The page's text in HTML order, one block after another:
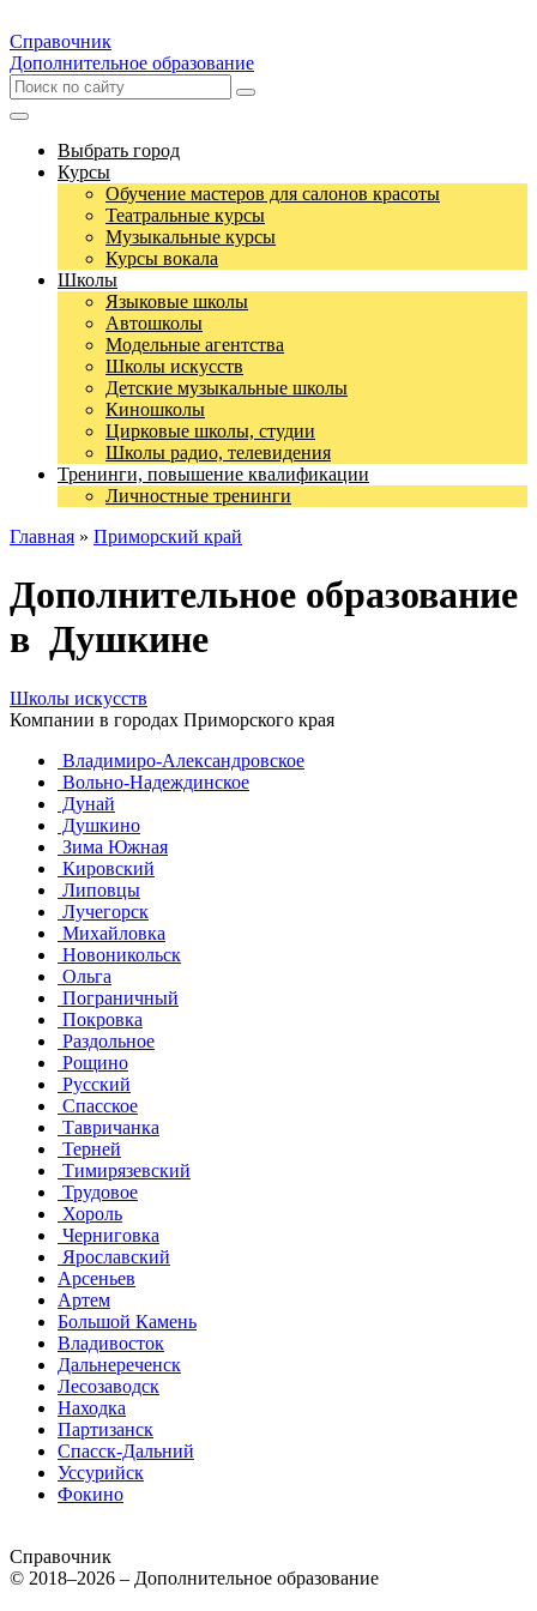
Справочник
Дополнительное образование
Выбрать город
Курсы
Обучение мастеров для салонов красоты
Театральные курсы
Музыкальные курсы
Курсы вокала
Школы
Языковые школы
Автошколы
Модельные агентства
Школы искусств
Детские музыкальные школы
Киношколы
Цирковые школы, студии
Школы радио, телевидения
Тренинги, повышение квалификации
Личностные тренинги
Главная » Приморский край
Дополнительное образование
в Душкине
Школы искусств
Компании в городах Приморского края
Владимиро-Александровское
Вольно-Надеждинское
Дунай
Душкино
Зима Южная
Кировский
Липовцы
Лучегорск
Михайловка
Новоникольск
Ольга
Пограничный
Покровка
Раздольное
Рощино
Русский
Спасское
Тавричанка
Терней
Тимирязевский
Трудовое
Хороль
Черниговка
Ярославский
Арсеньев
Артем
Большой Камень
Владивосток
Дальнереченск
Лесозаводск
Находка
Партизанск
Спасск-Дальний
Уссурийск
Фокино
Справочник
© 2018–2026 – Дополнительное образование